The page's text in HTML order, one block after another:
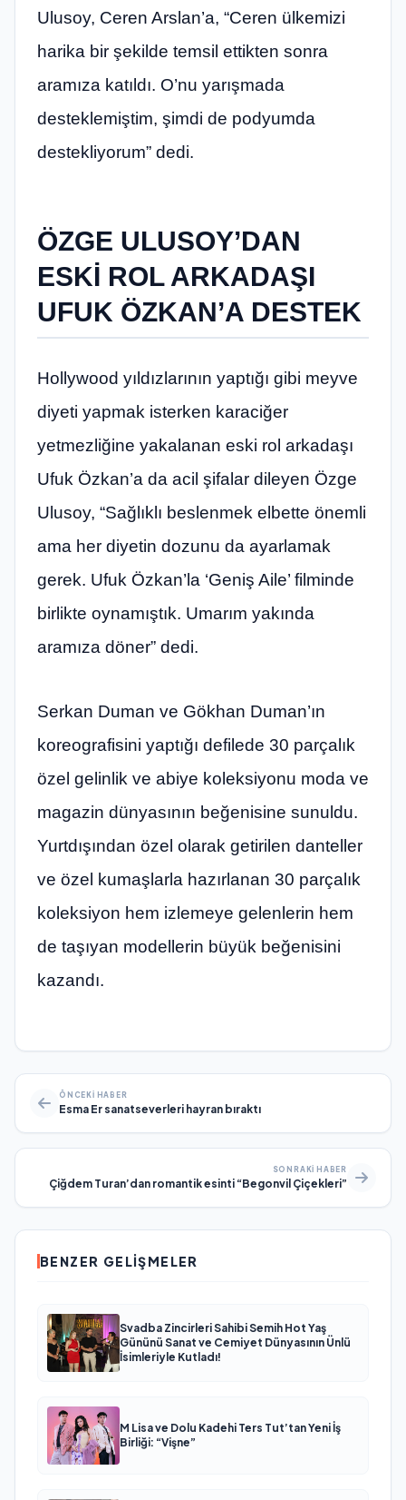
Ulusoy, Ceren Arslan’a, “Ceren ülkemizi
harika bir şekilde temsil ettikten sonra
aramıza katıldı. O’nu yarışmada
desteklemiştim, şimdi de podyumda
destekliyorum” dedi.
ÖZGE ULUSOY’DAN
ESKİ ROL ARKADAŞI
UFUK ÖZKAN’A DESTEK
Hollywood yıldızlarının yaptığı gibi meyve
diyeti yapmak isterken karaciğer
yetmezliğine yakalanan eski rol arkadaşı
Ufuk Özkan’a da acil şifalar dileyen Özge
Ulusoy, “Sağlıklı beslenmek elbette önemli
ama her diyetin dozunu da ayarlamak
gerek. Ufuk Özkan’la ‘Geniş Aile’ filminde
birlikte oynamıştık. Umarım yakında
aramıza döner” dedi.
Serkan Duman ve Gökhan Duman’ın
koreografisini yaptığı defilede 30 parçalık
özel gelinlik ve abiye koleksiyonu moda ve
magazin dünyasının beğenisine sunuldu.
Yurtdışından özel olarak getirilen danteller
ve özel kumaşlarla hazırlanan 30 parçalık
koleksiyon hem izlemeye gelenlerin hem
de taşıyan modellerin büyük beğenisini
kazandı.
ÖNCEKI HABER
Esma Er sanatseverleri hayran bıraktı
SONRAKI HABER
Çiğdem Turan’dan romantik esinti “Begonvil Çiçekleri”
BENZER GELIŞMELER
Svadba Zincirleri Sahibi Semih Hot Yaş
Gününü Sanat ve Cemiyet Dünyasının Ünlü
İsimleriyle Kutladı!
M Lisa ve Dolu Kadehi Ters Tut’tan Yeni İş
Birliği: “Vişne”